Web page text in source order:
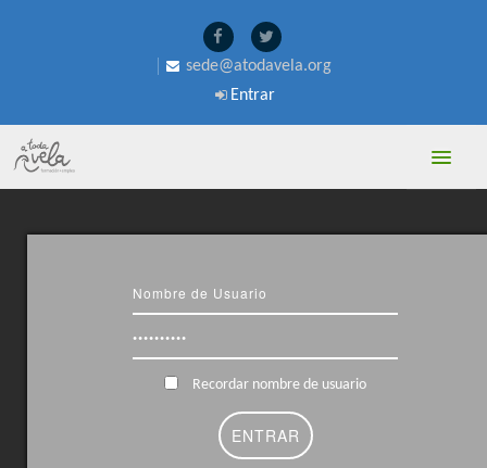
sede@atodavela.org
Entrar
Recordar nombre de usuario